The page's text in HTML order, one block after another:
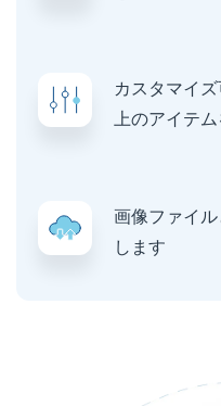
カスタマイ
上のアイテ
画像ファイ
します